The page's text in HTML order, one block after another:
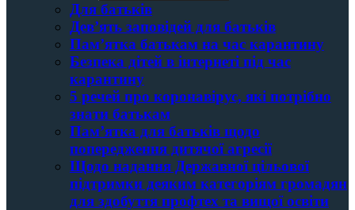
Для батьків
Дев’ять заповідей для батьків
Пам’ятка батькам на час карантину
Безпека дітей в інтернеті під час
карантину
5 речей про коронавірус, які потрібно
знати батькам
Пам’ятка для батьків щодо
попередження дитячої агресії
Щодо надання Державної цільової
підтримки деяким категоріям громадян
для здобуття профтех та вищої освіти